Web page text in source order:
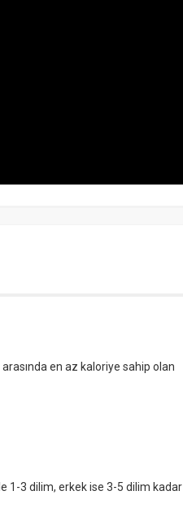
en az kaloriye sahip olan
1-3 dilim, erkek ise 3-5 dilim kadar